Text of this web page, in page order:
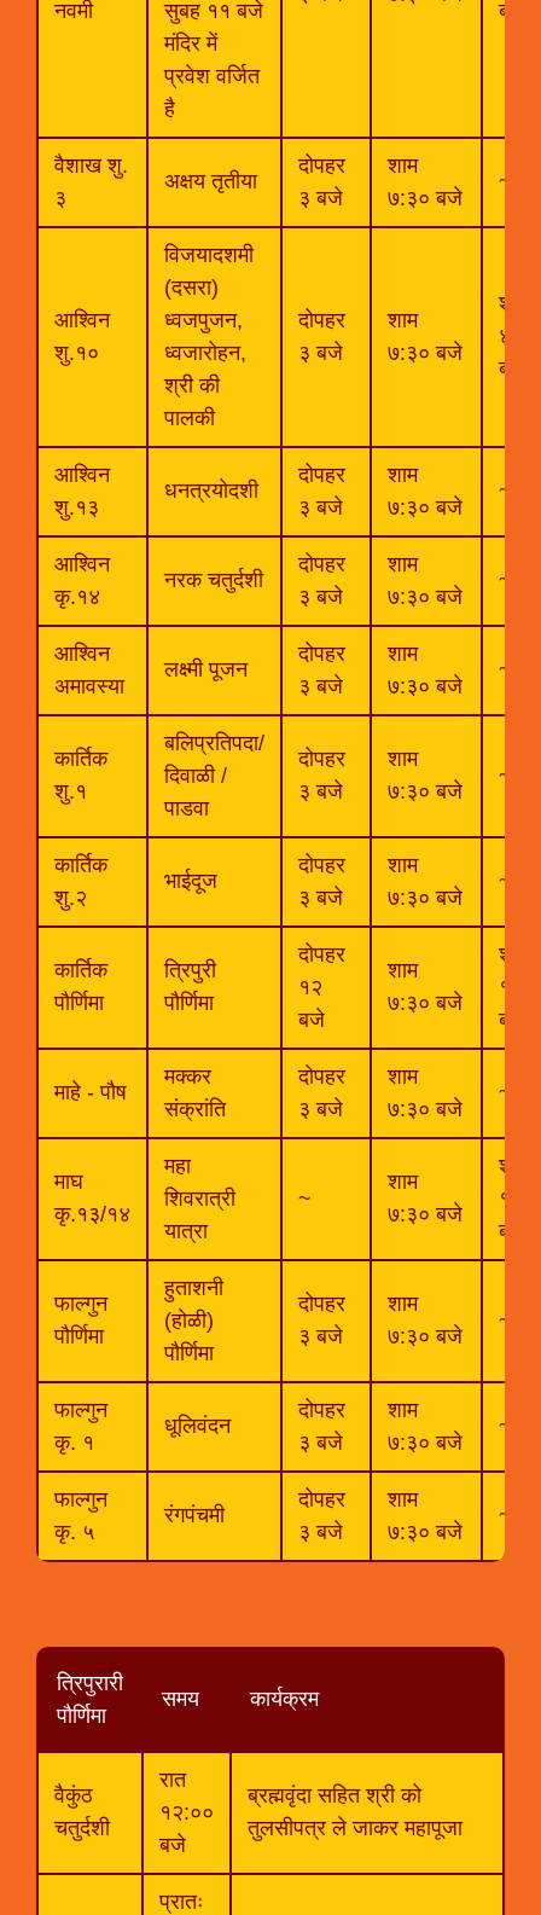
नवमी
सुबह ११ बजे
मंदिर में
प्रवेश वर्जित
है
बजे
वैशाख शु.
३
अक्षय तृतीया
दोपहर
३ बजे
शाम
७:३० बजे
~
आश्विन
शु.१०
विजयादशमी
(दसरा)
ध्वजपुजन,
ध्वजारोहन,
श्री की
पालकी
दोपहर
३ बजे
शाम
७:३० बजे
शाम
४:३०
बजे
आश्विन
शु.१३
धनत्रयोदशी
दोपहर
३ बजे
शाम
७:३० बजे
~
आश्विन
कृ.१४
नरक चतुर्दशी
दोपहर
३ बजे
शाम
७:३० बजे
~
आश्विन
अमावस्या
लक्ष्मी पूजन
दोपहर
३ बजे
शाम
७:३० बजे
~
कार्तिक
शु.१
बलिप्रतिपदा/
दिवाळी /
पाडवा
दोपहर
३ बजे
शाम
७:३० बजे
~
कार्तिक
शु.२
भाईदूज
दोपहर
३ बजे
शाम
७:३० बजे
~
कार्तिक
पौर्णिमा
त्रिपुरी
पौर्णिमा
दोपहर
१२
बजे
शाम
७:३० बजे
शाम
१०
बजे
माहे - पौष
मक्कर
संक्रांति
दोपहर
३ बजे
शाम
७:३० बजे
~
माघ
कृ.१३/१४
महा
शिवरात्री
यात्रा
~
शाम
७:३० बजे
शाम
१०
बजे
फाल्गुन
पौर्णिमा
हुताशनी
(होळी)
पौर्णिमा
दोपहर
३ बजे
शाम
७:३० बजे
~
फाल्गुन
कृ. १
धूलिवंदन
दोपहर
३ बजे
शाम
७:३० बजे
~
फाल्गुन
कृ. ५
रंगपंचमी
दोपहर
३ बजे
शाम
७:३० बजे
~
त्रिपुरारी
पौर्णिमा
समय कार्यक्रम
वैकुंठ
चतुर्दशी
रात
१२:००
बजे
ब्रह्मवृंदा सहित श्री को
तुलसीपत्र ले जाकर महापूजा
प्रातः